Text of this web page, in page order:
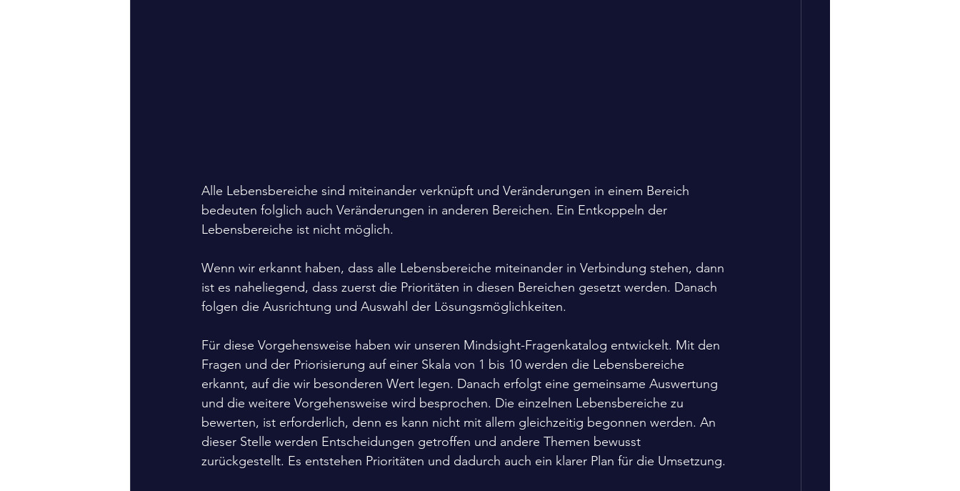
Alle Lebensbereiche sind miteinander verknüpft und Veränderungen in einem Bereich
bedeuten folglich auch Veränderungen in anderen Bereichen. Ein Entkoppeln der
Lebensbereiche ist nicht möglich.
Wenn wir erkannt haben, dass alle Lebensbereiche miteinander in Verbindung stehen, dann
ist es naheliegend, dass zuerst die Prioritäten in diesen Bereichen gesetzt werden. Danach
folgen die Ausrichtung und Auswahl der Lösungsmöglichkeiten.
Für diese Vorgehensweise haben wir unseren Mindsight-Fragenkatalog entwickelt. Mit den
Fragen und der Priorisierung auf einer Skala von 1 bis 10 werden die Lebensbereiche
erkannt, auf die wir besonderen Wert legen. Danach erfolgt eine gemeinsame Auswertung
und die weitere Vorgehensweise wird besprochen. Die einzelnen Lebensbereiche zu
bewerten, ist erforderlich, denn es kann nicht mit allem gleichzeitig begonnen werden. An
dieser Stelle werden Entscheidungen getroffen und andere Themen bewusst
zurückgestellt. Es entstehen Prioritäten und dadurch auch ein klarer Plan für die Umsetzung.